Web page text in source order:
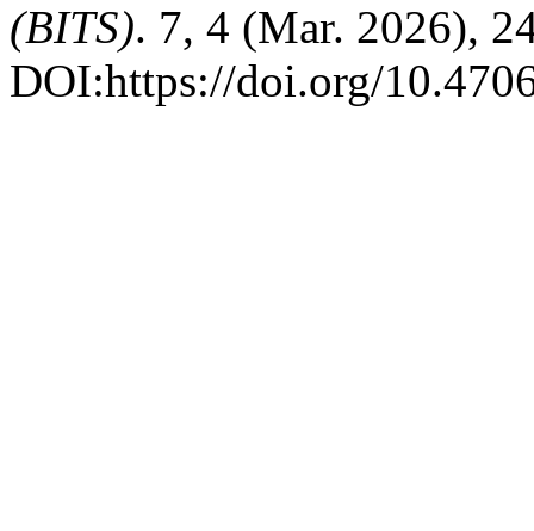
(BITS). 7, 4 (Mar. 2026),
DOI:https://doi.org/